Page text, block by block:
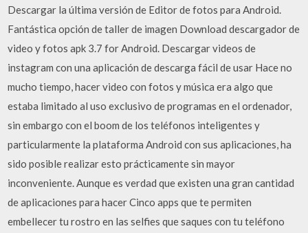
Descargar la última versión de Editor de fotos para Android.
Fantástica opción de taller de imagen Download descargador de
video y fotos apk 3.7 for Android. Descargar videos de
instagram con una aplicación de descarga fácil de usar Hace no
mucho tiempo, hacer video con fotos y música era algo que
estaba limitado al uso exclusivo de programas en el ordenador,
sin embargo con el boom de los teléfonos inteligentes y
particularmente la plataforma Android con sus aplicaciones, ha
sido posible realizar esto prácticamente sin mayor
inconveniente. Aunque es verdad que existen una gran cantidad
de aplicaciones para hacer Cinco apps que te permiten
embellecer tu rostro en las selfies que saques con tu teléfono